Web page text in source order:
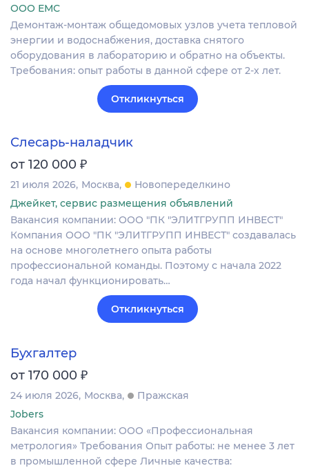
ООО ЕМС
Демонтаж-монтаж общедомовых узлов учета тепловой
энергии и водоснабжения, доставка снятого
оборудования в лабораторию и обратно на объекты.
Требования: опыт работы в данной сфере от 2-х лет.
Откликнуться
Слесарь-наладчик
от 120 000 ₽
21 июля 2026 Москва
Новопеределкино
Джейкет, сервис размещения объявлений
Вакансия компании: ООО "ПК "ЭЛИТГРУПП ИНВЕСТ"
Компания ООО "ПК "ЭЛИТГРУПП ИНВЕСТ" создавалась
на основе многолетнего опыта работы
профессиональной команды. Поэтому с начала 2022
года начал функционировать…
Откликнуться
Бухгалтер
от 170 000 ₽
24 июля 2026 Москва
Пражская
Jobers
Вакансия компании: ООО «Профессиональная
метрология» Требования Опыт работы: не менее 3 лет
в промышленной сфере Личные качества: